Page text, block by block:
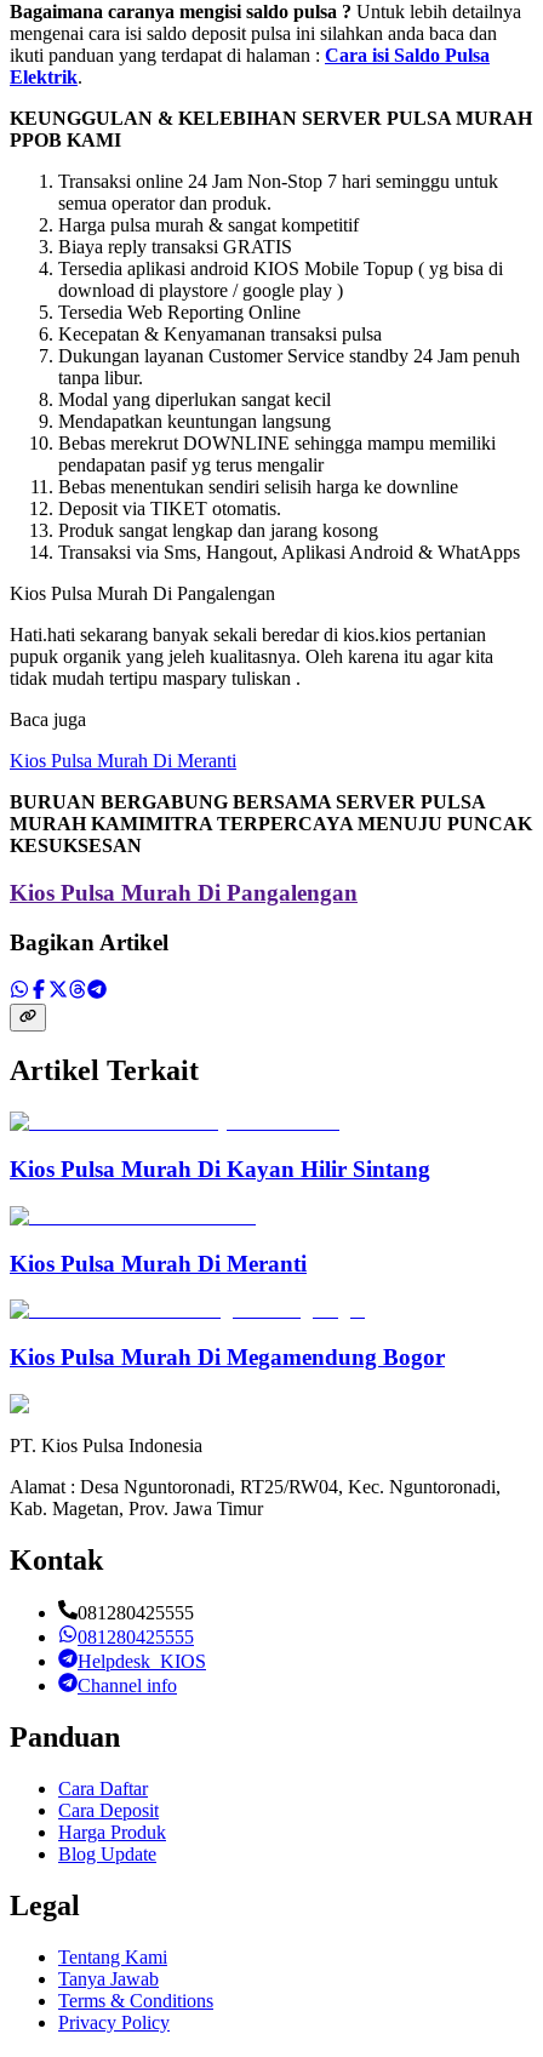
Bagaimana caranya mengisi saldo pulsa ? Untuk lebih detailnya
mengenai cara isi saldo deposit pulsa ini silahkan anda baca dan
ikuti panduan yang terdapat di halaman : Cara isi Saldo Pulsa
Elektrik.
KEUNGGULAN & KELEBIHAN SERVER PULSA MURAH
PPOB KAMI
Transaksi online 24 Jam Non-Stop 7 hari seminggu untuk
semua operator dan produk.
Harga pulsa murah & sangat kompetitif
Biaya reply transaksi GRATIS
Tersedia aplikasi android KIOS Mobile Topup ( yg bisa di
download di playstore / google play )
Tersedia Web Reporting Online
Kecepatan & Kenyamanan transaksi pulsa
Dukungan layanan Customer Service standby 24 Jam penuh
tanpa libur.
Modal yang diperlukan sangat kecil
Mendapatkan keuntungan langsung
Bebas merekrut DOWNLINE sehingga mampu memiliki
pendapatan pasif yg terus mengalir
Bebas menentukan sendiri selisih harga ke downline
Deposit via TIKET otomatis.
Produk sangat lengkap dan jarang kosong
Transaksi via Sms, Hangout, Aplikasi Android & WhatApps
Kios Pulsa Murah Di Pangalengan
Hati.hati sekarang banyak sekali beredar di kios.kios pertanian
pupuk organik yang jeleh kualitasnya. Oleh karena itu agar kita
tidak mudah tertipu maspary tuliskan .
Baca juga
Kios Pulsa Murah Di Meranti
BURUAN BERGABUNG BERSAMA SERVER PULSA
MURAH KAMIMITRA TERPERCAYA MENUJU PUNCAK
KESUKSESAN
Kios Pulsa Murah Di Pangalengan
Bagikan Artikel
Artikel Terkait
Kios Pulsa Murah Di Kayan Hilir Sintang
Kios Pulsa Murah Di Meranti
Kios Pulsa Murah Di Megamendung Bogor
PT. Kios Pulsa Indonesia
Alamat : Desa Nguntoronadi, RT25/RW04, Kec. Nguntoronadi,
Kab. Magetan, Prov. Jawa Timur
Kontak
081280425555
081280425555
Helpdesk_KIOS
Channel info
Panduan
Cara Daftar
Cara Deposit
Harga Produk
Blog Update
Legal
Tentang Kami
Tanya Jawab
Terms & Conditions
Privacy Policy